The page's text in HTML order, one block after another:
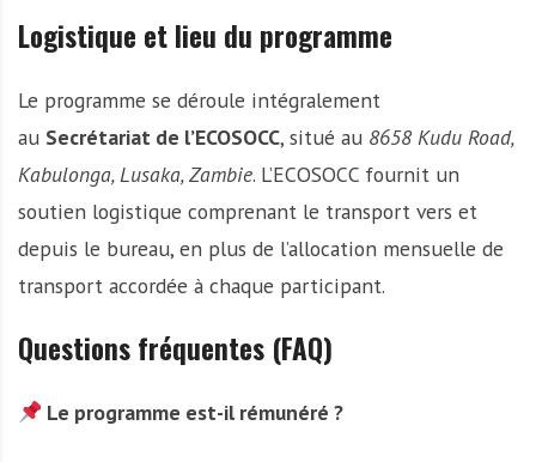
Logistique et lieu du programme
Le programme se déroule intégralement
au Secrétariat de l’ECOSOCC, situé au 8658 Kudu Road,
Kabulonga, Lusaka, Zambie. L’ECOSOCC fournit un
soutien logistique comprenant le transport vers et
depuis le bureau, en plus de l’allocation mensuelle de
transport accordée à chaque participant.
Questions fréquentes (FAQ)
Le programme est-il rémunéré ?